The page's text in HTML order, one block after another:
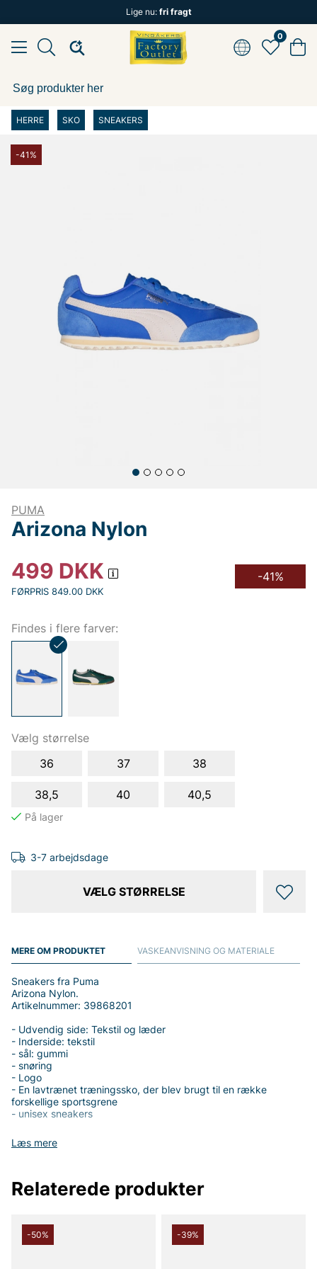
Lige nu: fri fragt
0
HERRE SKO SNEAKERS
-41%
PUMA
Arizona Nylon
499 DKK
FØRPRIS 849.00 DKK
-41%
Findes i flere farver:
Vælg størrelse
36
37 38
38,5 40 40,5
3-7 arbejdsdage
VÆLG STØRRELSE
MERE OM PRODUKTET
Læs mere
Sneakers fra Puma
Arizona Nylon.
Artikelnummer: 39868201
- Udvendig side: Tekstil og læder
- Inderside: tekstil
- sål: gummi
- snøring
- Logo
- En lavtrænet træningssko, der blev brugt til en række
forskellige sportsgrene
- unisex sneakers
Vingåker.Læs mere påwww.vfo.se
VASKEANVISNING OG MATERIALE
Relaterede produkter
-50% -39%